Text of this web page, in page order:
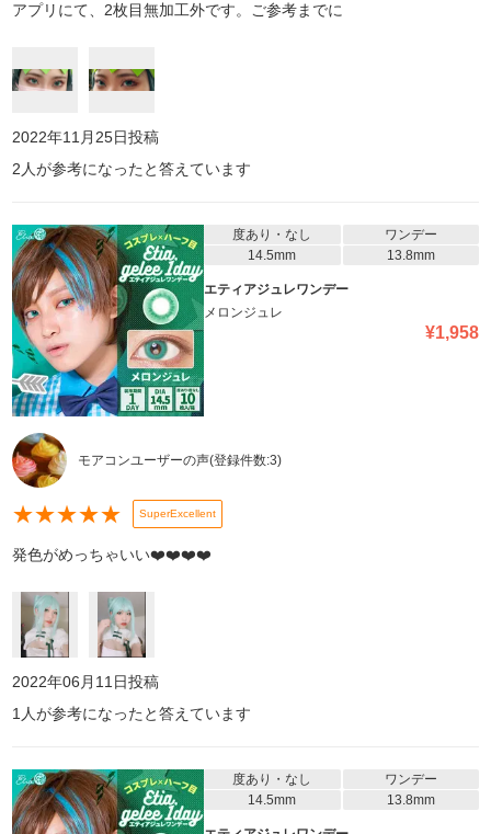
アプリにて、2枚目無加工外です。ご参考までに
2022年11月25日投稿
2 人が参考になったと答えています
度あり・なし
ワンデー
14.5mm
13.8mm
エティアジュレワンデー
メロンジュレ
¥1,958
モアコンユーザーの声(登録件数:3)
★★★★★ SuperExcellent
発色がめっちゃいい❤️❤️❤️❤️
2022年06月11日投稿
1 人が参考になったと答えています
度あり・なし
ワンデー
14.5mm
13.8mm